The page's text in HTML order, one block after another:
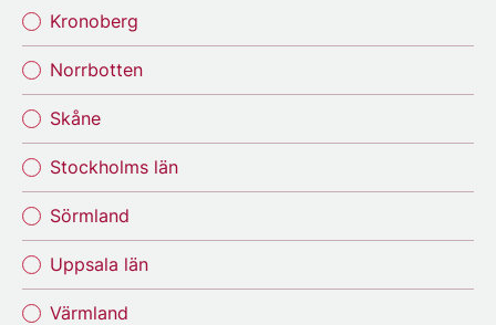
Kronoberg
Norrbotten
Skåne
Stockholms län
Sörmland
Uppsala län
Värmland